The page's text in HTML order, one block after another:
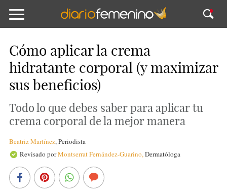
Cómo aplicar la crema
hidratante corporal (y maximizar
sus beneficios)
Todo lo que debes saber para aplicar tu
crema corporal de la mejor manera
Beatriz Martínez,Periodista
Revisado porMontserrat Fernández-Guarino,Dermatóloga